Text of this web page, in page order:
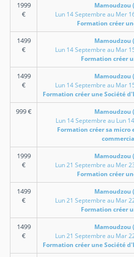
1999
€
Mamoudzou
Lun 14 Septembre au Mer
Formation créer
1499
€
Mamoudzou
Lun 14 Septembre au Mar
Formation créer
1499
€
Mamoudzou
Lun 14 Septembre au Mar
Formation créer une Société
999€
Mamoudzou
Lun 14 Septembre au Lun
Formation créer sa micro
1999
€
Mamoudzou
Lun 21 Septembre au Mer
Formation créer
1499
€
Mamoudzou
Lun 21 Septembre au Mar
Formation créer
1499
€
Mamoudzou
Lun 21 Septembre au Mar
Formation créer une Société